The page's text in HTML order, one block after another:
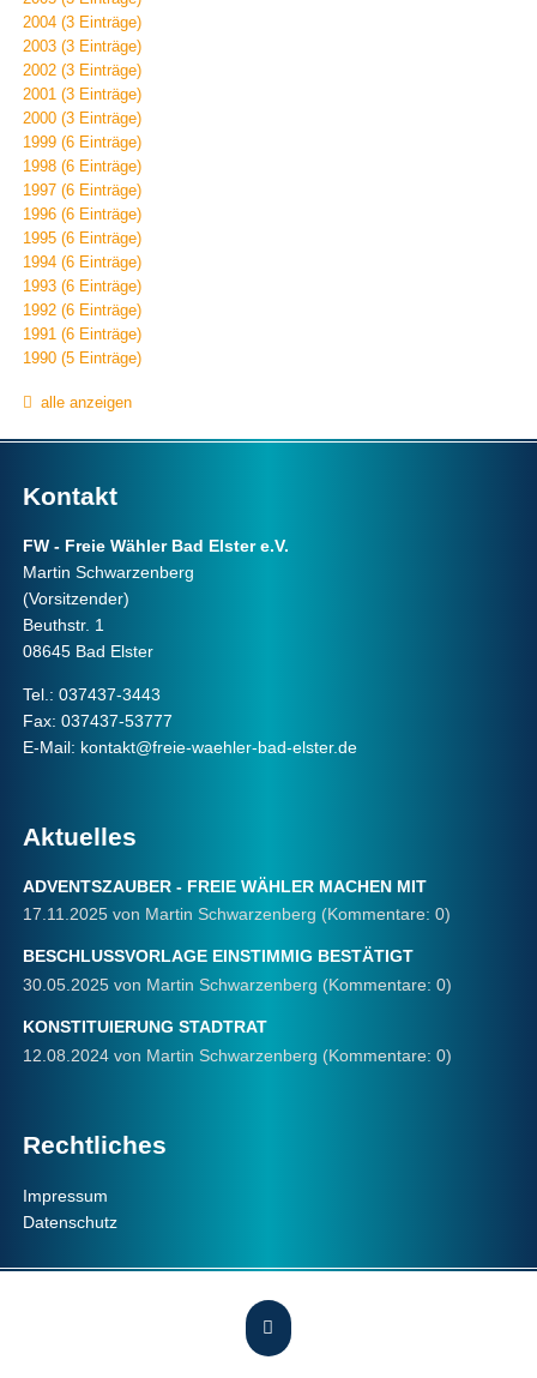
2004 (3 Einträge)
2003 (3 Einträge)
2002 (3 Einträge)
2001 (3 Einträge)
2000 (3 Einträge)
1999 (6 Einträge)
1998 (6 Einträge)
1997 (6 Einträge)
1996 (6 Einträge)
1995 (6 Einträge)
1994 (6 Einträge)
1993 (6 Einträge)
1992 (6 Einträge)
1991 (6 Einträge)
1990 (5 Einträge)
alle anzeigen
Kontakt
FW - Freie Wähler Bad Elster e.V.
Martin Schwarzenberg
(Vorsitzender)
Beuthstr. 1
08645 Bad Elster
Tel.: 037437-3443
Fax: 037437-53777
E-Mail: kontakt@freie-waehler-bad-elster.de
Aktuelles
ADVENTSZAUBER - FREIE WÄHLER MACHEN MIT
17.11.2025 von Martin Schwarzenberg (Kommentare: 0)
BESCHLUSSVORLAGE EINSTIMMIG BESTÄTIGT
30.05.2025 von Martin Schwarzenberg (Kommentare: 0)
KONSTITUIERUNG STADTRAT
12.08.2024 von Martin Schwarzenberg (Kommentare: 0)
Rechtliches
Navigation
überspringen
Impressum
Datenschutz